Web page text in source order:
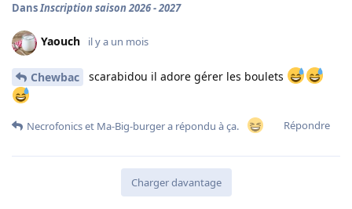
DansInscription saison 2026 - 2027
Yaouch il y a un mois
Chewbac scarabidou il adore gérer les boulets
Répondre
Necrofonicset Ma-Big-burgera répondu à ça.
Charger davantage